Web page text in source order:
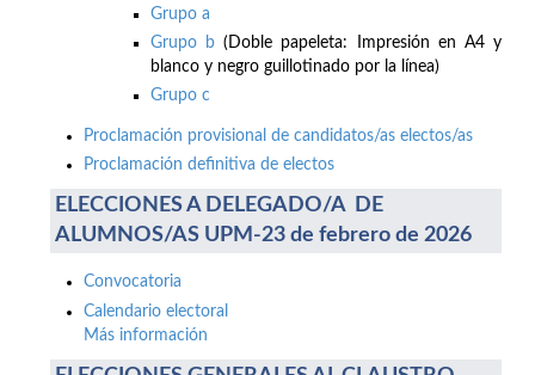
Grupo a
Grupo b (Doble papeleta: Impresión en A4 y
blanco y negro guillotinado por la línea)
Grupo c
Proclamación provisional de candidatos/as electos/as
Proclamación definitiva de electos
ELECCIONES A DELEGADO/A DE
ALUMNOS/AS UPM-23 de febrero de 2026
Convocatoria
Calendario electoral
Más información